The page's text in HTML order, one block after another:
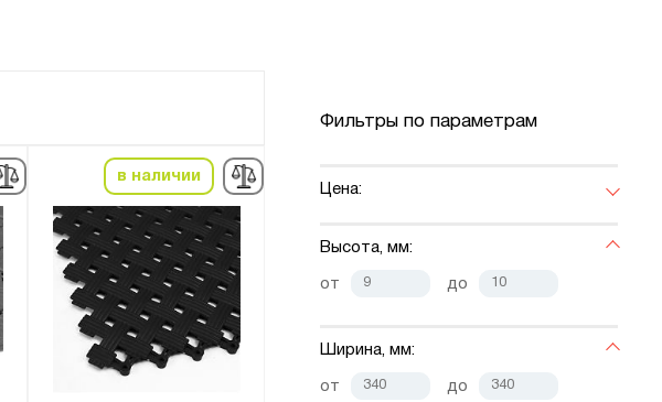
в наличии
Фильтры по параметрам
Цена:
Высота, мм:
от до
Ширина, мм:
от до